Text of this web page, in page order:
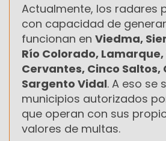
Actualmente, los radares
con capacidad de
funcionan en Viedma,
Río Colorado,
Cervantes, Cinco
Sargento Vidal. A eso se
municipios autorizados
que operan con sus
valores de multas.